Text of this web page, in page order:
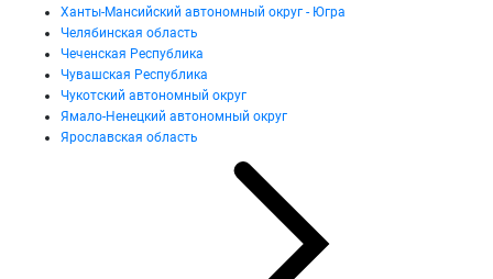
Ханты-Мансийский автономный округ - Югра
Челябинская область
Чеченская Республика
Чувашская Республика
Чукотский автономный округ
Ямало-Ненецкий автономный округ
Ярославская область